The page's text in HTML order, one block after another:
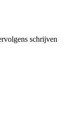
schrijven